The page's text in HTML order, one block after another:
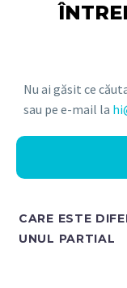
Nu ai găsit ce
sau pe e-mail la
CARE ESTE
UNUL PARTIAL